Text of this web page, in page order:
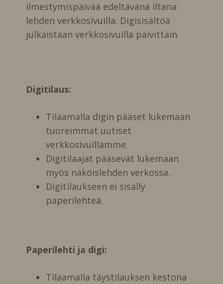
ilmestymispäivää edeltävänä iltana
lehden verkkosivuilla. Digisisältöä
julkaistaan verkkosivuilla päivittäin.
Digitilaus:
Tilaamalla digin pääset lukemaan
tuoreimmat uutiset
verkkosivuillamme.
Digitilaajat pääsevät lukemaan
myös näköislehden verkossa.
Digitilaukseen ei sisälly
paperilehteä.
Paperilehti ja digi:
Tilaamalla täystilauksen kestona